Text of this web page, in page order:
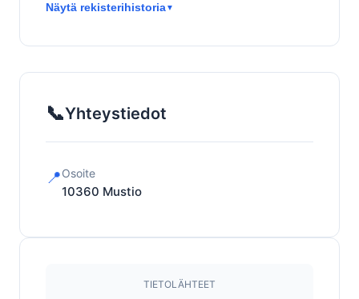
Näytä rekisterihistoria▼
📞Yhteystiedot
📍Osoite
10360 Mustio
TIETOLÄHTEET